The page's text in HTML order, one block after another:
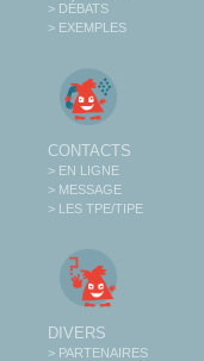
> DÉBATS
> EXEMPLES
CONTACTS
> EN LIGNE
> MESSAGE
> LES TPE/TIPE
DIVERS
> PARTENAIRES